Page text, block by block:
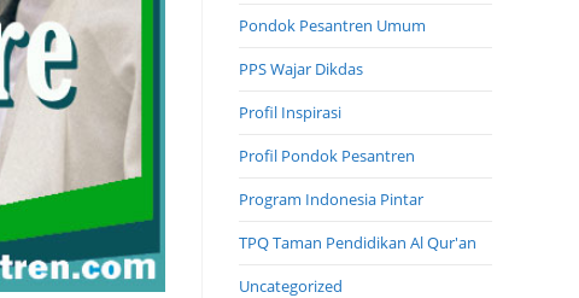
Pondok Pesantren Umum
PPS Wajar Dikdas
Profil Inspirasi
Profil Pondok Pesantren
Program Indonesia Pintar
TPQ Taman Pendidikan Al Qur'an
Uncategorized